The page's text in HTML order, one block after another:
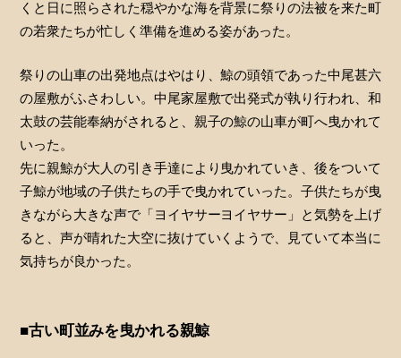
くと日に照らされた穏やかな海を背景に祭りの法被を来た町
の若衆たちが忙しく準備を進める姿があった。
祭りの山車の出発地点はやはり、鯨の頭領であった中尾甚六
の屋敷がふさわしい。中尾家屋敷で出発式が執り行われ、和
太鼓の芸能奉納がされると、親子の鯨の山車が町へ曳かれて
いった。
先に親鯨が大人の引き手達により曳かれていき、後をついて
子鯨が地域の子供たちの手で曳かれていった。子供たちが曳
きながら大きな声で「ヨイヤサーヨイヤサー」と気勢を上げ
ると、声が晴れた大空に抜けていくようで、見ていて本当に
気持ちが良かった。
■古い町並みを曳かれる親鯨